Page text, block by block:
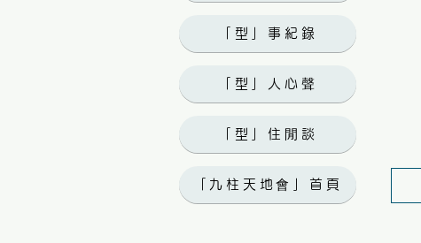
「型」事紀錄
「型」人心聲
「型」住閒談
「九柱天地會」首頁